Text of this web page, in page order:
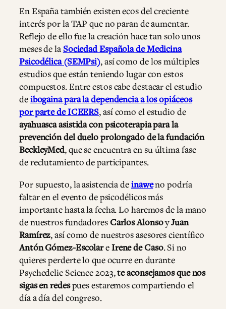
En España también existen ecos del creciente
interés por la TAP que no paran de aumentar.
Reflejo de ello fue la creación hace tan solo unos
meses de laSociedad Española de Medicina
Psicodélica (SEMPsi), así como de los múltiples
estudios que están teniendo lugar con estos
compuestos. Entre estos cabe destacar el estudio
deibogaina para la dependencia a los opiáceos
por parte de ICEERS, así como el estudio de
ayahuasca asistida con psicoterapia para la
prevención del duelo prolongado de la fundación
BeckleyMed, que se encuentra en su última fase
de reclutamiento de participantes.
Por supuesto, la asistencia deinaweno podría
faltar en el evento de psicodélicos más
importante hasta la fecha. Lo haremos de la mano
de nuestros fundadoresCarlos AlonsoyJuan
Ramírez, así como de nuestros asesores científico
Antón Gómez-EscolareIrene de Caso. Si no
quieres perderte lo que ocurre en durante
Psychedelic Science 2023,te aconsejamos que nos
sigas en redespues estaremos compartiendo el
día a día del congreso.